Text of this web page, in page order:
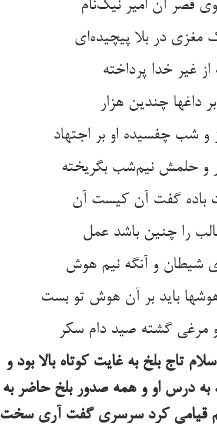
تاج بلخ به غایت کوتاه بالا بود و
به درس او و همه صدور بلخ حاضر به
قیامی کرد سرسری گفت آری سخت